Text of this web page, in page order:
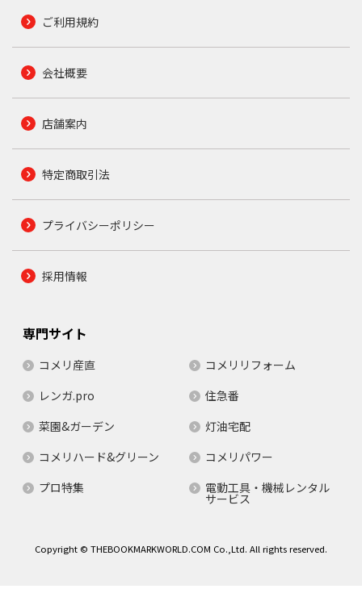
ご利用規約
会社概要
店舗案内
特定商取引法
プライバシーポリシー
採用情報
専門サイト
コメリ産直
コメリリフォーム
レンガ.pro
住急番
菜園&ガーデン
灯油宅配
コメリハード&グリーン
コメリパワー
プロ特集
電動工具・機械レンタル
サービス
Copyright © THEBOOKMARKWORLD.COM Co.,Ltd. All rights reserved.